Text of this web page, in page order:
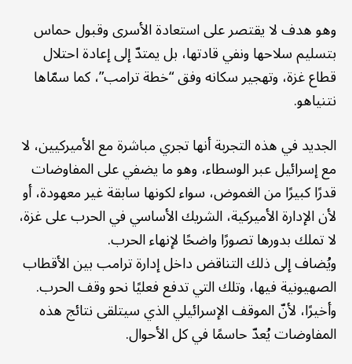
وهو هدف لا يقتصر على استعادة الأسرى وقبول حماس
بتسليم سلاحها ونفي قادتها، بل يمتدّ إلى إعادة احتلال
قطاع غزة، وتهجير سكانه وفق “خطة ترامب”، كما سمّاها
نتنياهو.
الجديد في هذه التجربة أنها تجري مباشرة مع الأميركيين، لا
مع إسرائيل عبر الوسطاء، وهو ما يضفي على المفاوضات
قدرًا كبيرًا من الغموض، سواء لكونها سابقة غير معهودة، أو
لأن الإدارة الأميركية، الشريك الأساسي في الحرب على غزة،
لا تملك بدورها تصورًا واضحًا لإنهاء الحرب.
ويُضاف إلى ذلك التناقض داخل إدارة ترامب بين الأقطاب
الصهيونية فيها، وتلك التي تدفع فعليًا نحو وقف الحرب.
وأخيرًا، لأنّ الموقف الإسرائيلي الذي سيتلقى نتائج هذه
المفاوضات يُعدّ حاسمًا في كل الأحوال.